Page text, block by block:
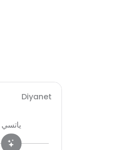
Diyanet
ياتسي